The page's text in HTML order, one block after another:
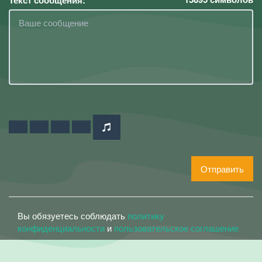
Отправить
Вы обязуетесь соблюдать политику
конфиденциальности и пользовательское соглашение